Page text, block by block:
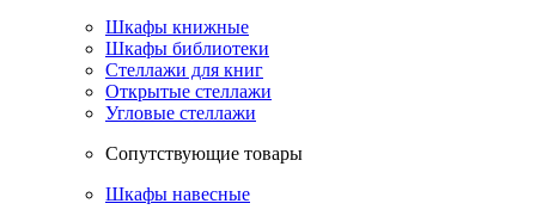
Шкафы книжные
Шкафы библиотеки
Стеллажи для книг
Открытые стеллажи
Угловые стеллажи
Сопутствующие товары
Шкафы навесные